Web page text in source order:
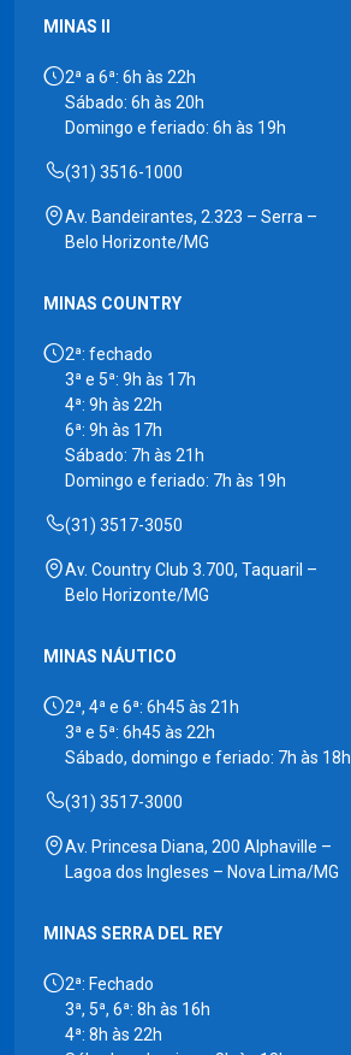
MINAS II
2ª a 6ª: 6h às 22h
Sábado: 6h às 20h
Domingo e feriado: 6h às 19h
(31) 3516-1000
Av. Bandeirantes, 2.323 – Serra –
Belo Horizonte/MG
MINAS COUNTRY
2ª: fechado
3ª e 5ª: 9h às 17h
4ª: 9h às 22h
6ª: 9h às 17h
Sábado: 7h às 21h
Domingo e feriado: 7h às 19h
(31) 3517-3050
Av. Country Club 3.700, Taquaril –
Belo Horizonte/MG
MINAS NÁUTICO
2ª, 4ª e 6ª: 6h45 às 21h
3ª e 5ª: 6h45 às 22h
Sábado, domingo e feriado: 7h às 18h
(31) 3517-3000
Av. Princesa Diana, 200 Alphaville –
Lagoa dos Ingleses – Nova Lima/MG
MINAS SERRA DEL REY
2ª: Fechado
3ª, 5ª, 6ª: 8h às 16h
4ª: 8h às 22h